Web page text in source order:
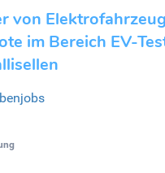
von
im Bereich EV-